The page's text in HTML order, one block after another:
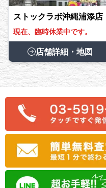
ストックラボ沖縄浦添店
現在、臨時休業中です。
店舗詳細・地図